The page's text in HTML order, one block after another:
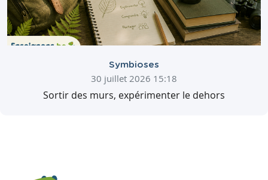
Symbioses
30 juillet 2026 15:18
Sortir des murs, expérimenter le dehors